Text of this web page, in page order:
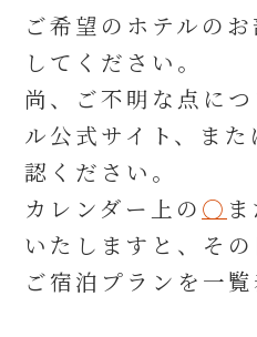
ご希望のホテルの
してください。
尚、ご不明な点に
ル公式サイト、ま
認ください。
カレンダー上の ○
いたしますと、 そ
ご宿泊プランを一覧